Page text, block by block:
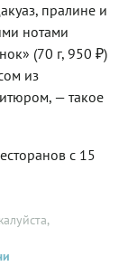
пралине и
нотами
(70 г, 950 ₽)
из
— такое
с 15